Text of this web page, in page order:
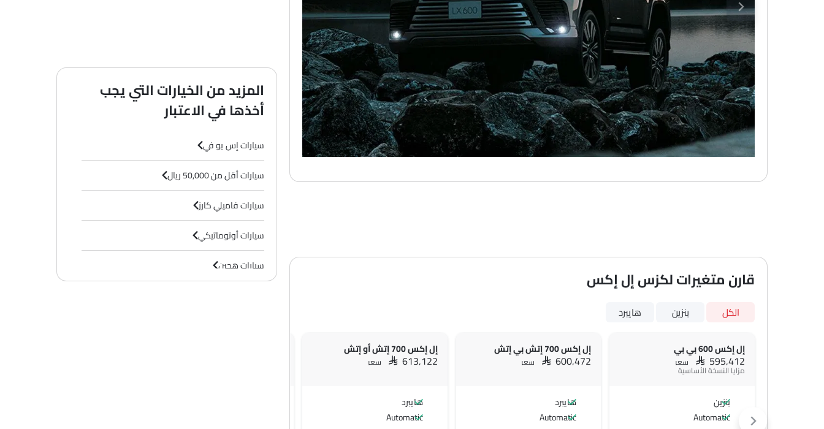
قارن متغيرات لكزس إل إكس
الكل بنزين هايبرد
إل إكس 600 بي بي
SAR 595,412 سعر
مزايا النسخة الأساسية
بنزين
Automatic
إل إكس 700 إتش بي إتش
SAR 600,472 سعر
هايبرد
Automatic
إل إكس 700 إتش أو إتش
SAR 613,122 سعر
هايبرد
Automatic
المزيد من الخيارات التي يجب
أخذها في الاعتبار
سيارات إس يو في
سيارات أقل من 50,000 ريال
سيارات فاميلي كارز
سيارات أوتوماتيكي
سيارات هجين